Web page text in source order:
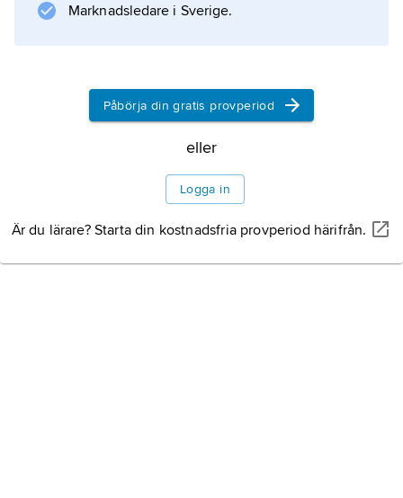
Marknadsledare i Sverige.
Påbörja din gratis provperiod
eller
Logga in
Är du lärare? Starta din kostnadsfria provperiod härifrån.